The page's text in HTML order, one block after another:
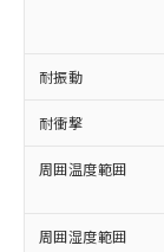
耐振動
耐衝撃
周囲温度範囲
周囲湿度範囲
いたも
むを得
鉛(Pb)
(PBDE)
ル)
ルベンジ
（DBP）
(DIBP)
基準値
「－」
*中国
Pb(鉛)
Cr(Ⅵ)(六
ニル類) :
DBP(フ
イソブチ
ル) :
○
△